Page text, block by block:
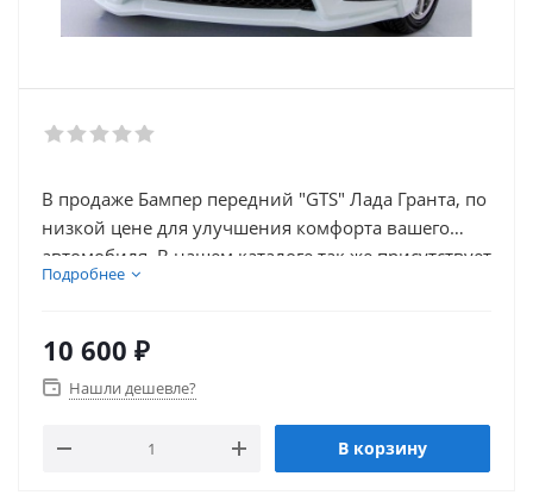
В продаже Бампер передний "GTS" Лада Гранта, по
низкой цене для улучшения комфорта вашего
автомобиля. В нашем каталоге так же присутствует
множество товаров для внешнего тюнинга
Подробнее
10 600 ₽
Нашли дешевле?
В корзину